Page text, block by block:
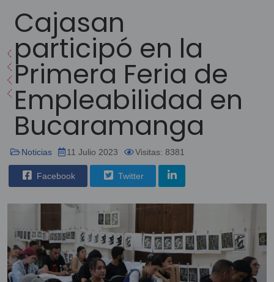
Cajasan
participó en la
Primera Feria de
Empleabilidad en
Bucaramanga
Noticias 11 Julio 2023 Visitas: 8381
Facebook Twitter